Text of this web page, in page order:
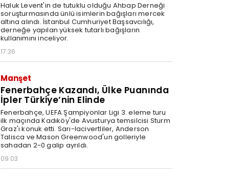
Haluk Levent'in de tutuklu olduğu Ahbap Derneği
soruşturmasında ünlü isimlerin bağışları mercek
altına alındı. İstanbul Cumhuriyet Başsavcılığı,
derneğe yapılan yüksek tutarlı bağışların
kullanımını inceliyor.
17:36
Manşet
Fenerbahçe Kazandı, Ülke Puanında
İpler Türkiye’nin Elinde
Fenerbahçe, UEFA Şampiyonlar Ligi 3. eleme turu
ilk maçında Kadıköy'de Avusturya temsilcisi Sturm
Graz'ı konuk etti. Sarı-lacivertliler, Anderson
Talisca ve Mason Greenwood'un golleriyle
sahadan 2-0 galip ayrıldı.
09:03